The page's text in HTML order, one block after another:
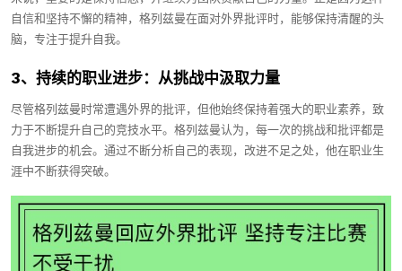
自信和坚持不懈的精神，格列兹曼在面对外界批评时，能够保持清醒的头
脑，专注于提升自我。
3、持续的职业进步：从挑战中汲取力量
尽管格列兹曼时常遭遇外界的批评，但他始终保持着强大的职业素养，致
力于不断提升自己的竞技水平。格列兹曼认为，每一次的挑战和批评都是
自我进步的机会。通过不断分析自己的表现，改进不足之处，他在职业生
涯中不断获得突破。